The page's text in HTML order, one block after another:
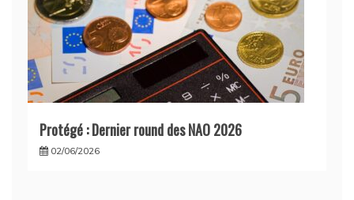
Protégé : Dernier round des NAO 2026
02/06/2026